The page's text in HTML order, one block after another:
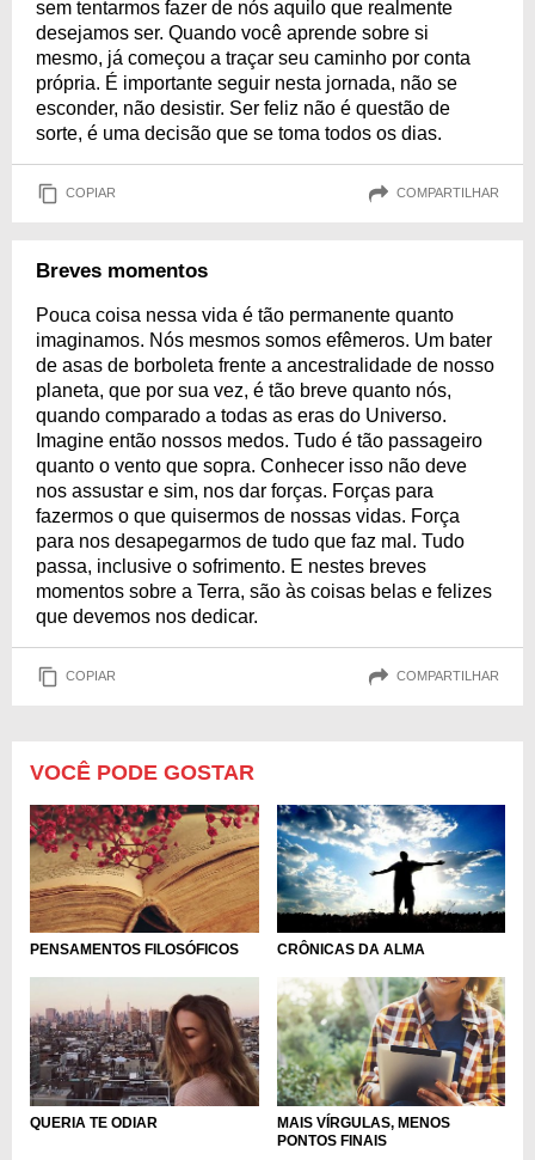
sem tentarmos fazer de nós aquilo que realmente
desejamos ser. Quando você aprende sobre si
mesmo, já começou a traçar seu caminho por conta
própria. É importante seguir nesta jornada, não se
esconder, não desistir. Ser feliz não é questão de
sorte, é uma decisão que se toma todos os dias.
COPIAR COMPARTILHAR
Breves momentos
Pouca coisa nessa vida é tão permanente quanto
imaginamos. Nós mesmos somos efêmeros. Um bater
de asas de borboleta frente a ancestralidade de nosso
planeta, que por sua vez, é tão breve quanto nós,
quando comparado a todas as eras do Universo.
Imagine então nossos medos. Tudo é tão passageiro
quanto o vento que sopra. Conhecer isso não deve
nos assustar e sim, nos dar forças. Forças para
fazermos o que quisermos de nossas vidas. Força
para nos desapegarmos de tudo que faz mal. Tudo
passa, inclusive o sofrimento. E nestes breves
momentos sobre a Terra, são às coisas belas e felizes
que devemos nos dedicar.
COPIAR COMPARTILHAR
VOCÊ PODE GOSTAR
PENSAMENTOS FILOSÓFICOS CRÔNICAS DA ALMA
QUERIA TE ODIAR
MAIS VÍRGULAS, MENOS
PONTOS FINAIS